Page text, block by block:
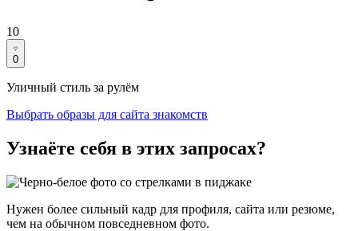
10
0
Уличный стиль за рулём
Выбрать образы для сайта знакомств
Узнаёте себя в этих запросах?
Нужен более сильный кадр для профиля, сайта или резюме,
чем на обычном повседневном фото.